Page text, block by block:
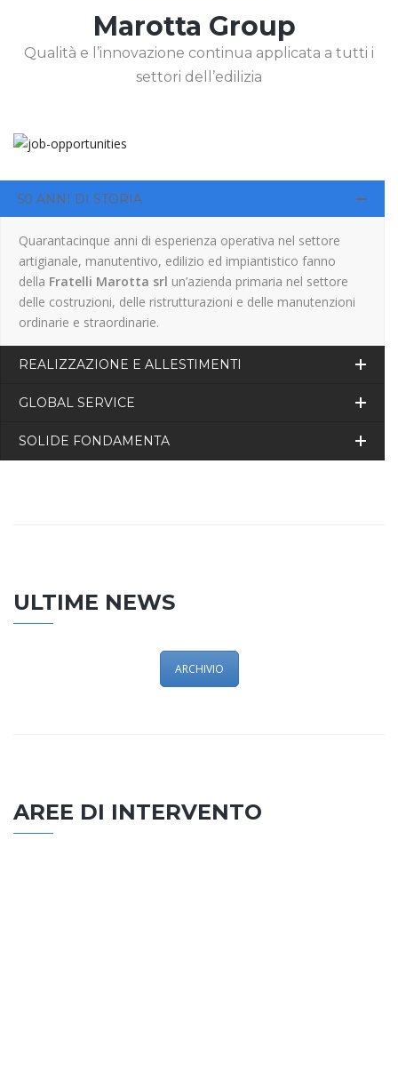
Marotta Group
Qualità e l’innovazione continua applicata a tutti i
settori dell’edilizia
50 ANNI DI STORIA
Quarantacinque anni di esperienza operativa nel settore
artigianale, manutentivo, edilizio ed impiantistico fanno
della Fratelli Marotta srl un’azienda primaria nel settore
delle costruzioni, delle ristrutturazioni e delle manutenzioni
ordinarie e straordinarie.
REALIZZAZIONE E ALLESTIMENTI
GLOBAL SERVICE
SOLIDE FONDAMENTA
ULTIME NEWS
ARCHIVIO
AREE DI INTERVENTO